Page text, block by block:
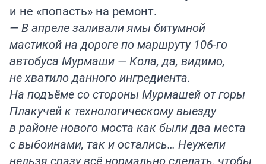
и не «попасть» на ремонт.
— В апреле заливали ямы битумной
мастикой на дороге по маршруту 106-го
автобуса Мурмаши — Кола, да, видимо,
не хватило данного ингредиента.
На подъёме со стороны Мурмашей от горы
Плакучей к технологическому выезду
в районе нового моста как были два места
с выбоинами, так и остались… Неужели